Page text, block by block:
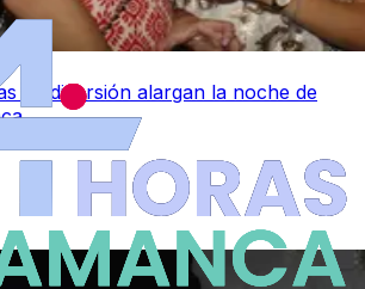
de diversión alargan la noche de